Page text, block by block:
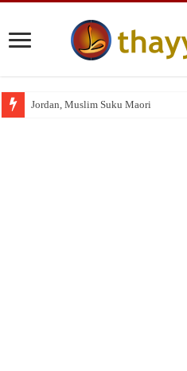
Jordan, Muslim Suku Maori